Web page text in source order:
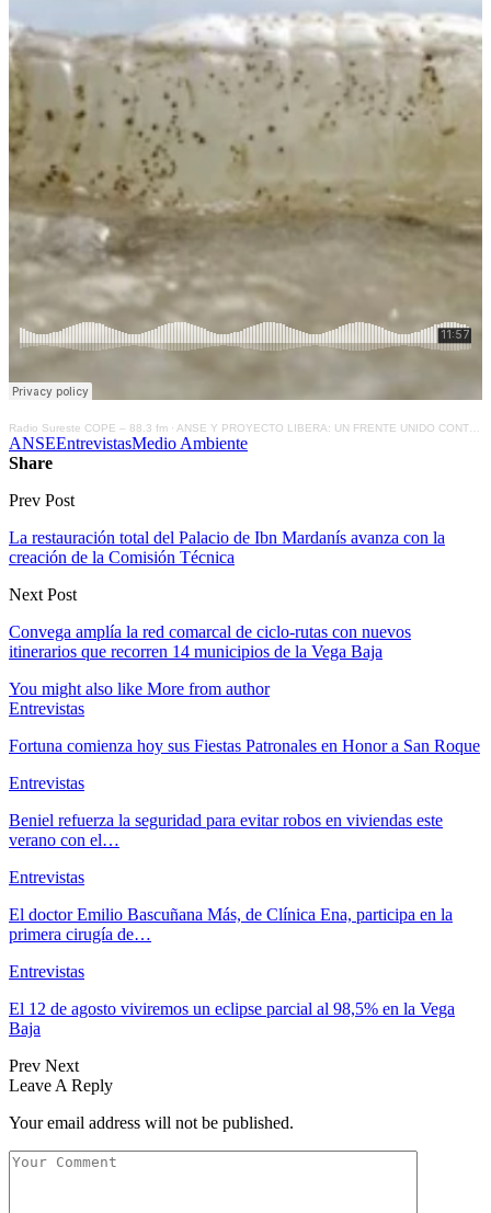
Radio Sureste COPE – 88.3 fm · ANSE Y PROYECTO LIBERA: UN FRENTE UNIDO CONTRA LA CONTAMINACIÓN EN EL MAR MEDITERRÁNEO
ANSEEntrevistasMedio Ambiente
Share
Prev Post
La restauración total del Palacio de Ibn Mardanís avanza con la
creación de la Comisión Técnica
Next Post
Convega amplía la red comarcal de ciclo-rutas con nuevos
itinerarios que recorren 14 municipios de la Vega Baja
You might also like More from author
Entrevistas
Fortuna comienza hoy sus Fiestas Patronales en Honor a San Roque
Entrevistas
Beniel refuerza la seguridad para evitar robos en viviendas este
verano con el…
Entrevistas
El doctor Emilio Bascuñana Más, de Clínica Ena, participa en la
primera cirugía de…
Entrevistas
El 12 de agosto viviremos un eclipse parcial al 98,5% en la Vega
Baja
Prev Next
Leave A Reply
Your email address will not be published.